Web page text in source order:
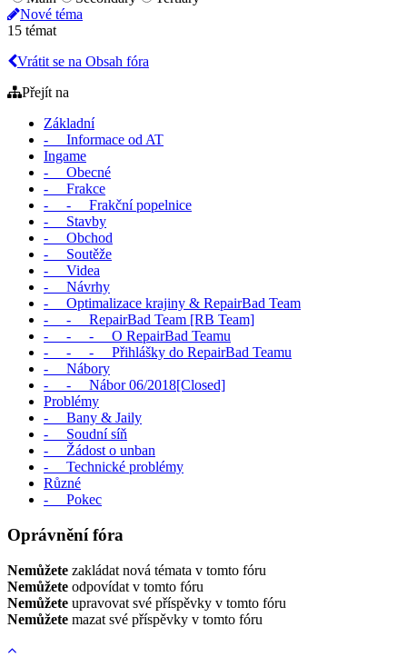
Nové téma
15 témat
Vrátit se na Obsah fóra
Přejít na
Základní
- Informace od AT
Ingame
- Obecné
- Frakce
- - Frakční popelnice
- Stavby
- Obchod
- Soutěže
- Videa
- Návrhy
- Optimalizace krajiny & RepairBad Team
- - RepairBad Team [RB Team]
- - - O RepairBad Teamu
- - - Přihlášky do RepairBad Teamu
- Nábory
- - Nábor 06/2018[Closed]
Problémy
- Bany & Jaily
- Soudní síň
- Žádost o unban
- Technické problémy
Různé
- Pokec
Oprávnění fóra
Nemůžete zakládat nová témata v tomto fóru
Nemůžete odpovídat v tomto fóru
Nemůžete upravovat své příspěvky v tomto fóru
Nemůžete mazat své příspěvky v tomto fóru